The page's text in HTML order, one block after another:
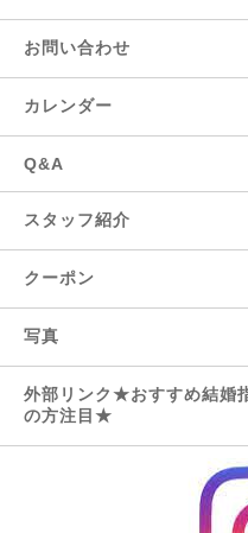
お問い合わせ
カレンダー
Q&A
スタッフ紹介
クーポン
写真
外部リンク★おすすめ結婚
の方注目★